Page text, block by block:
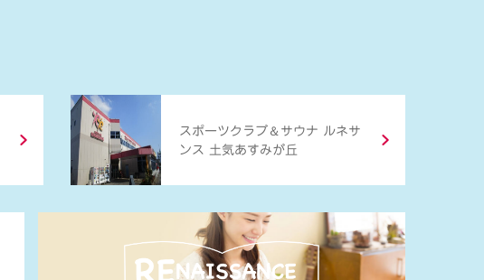
スポーツクラブ ＆ サウナ ルネサ
ンス 土気あすみが丘